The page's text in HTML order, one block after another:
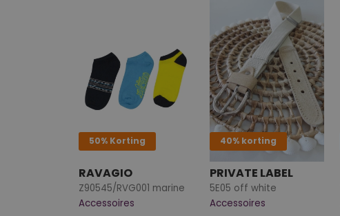
50% Korting
RAVAGIO
Z90545/RVG001 marine
Accessoires
40% korting
PRIVATE LABEL
5E05 off white
Accessoires